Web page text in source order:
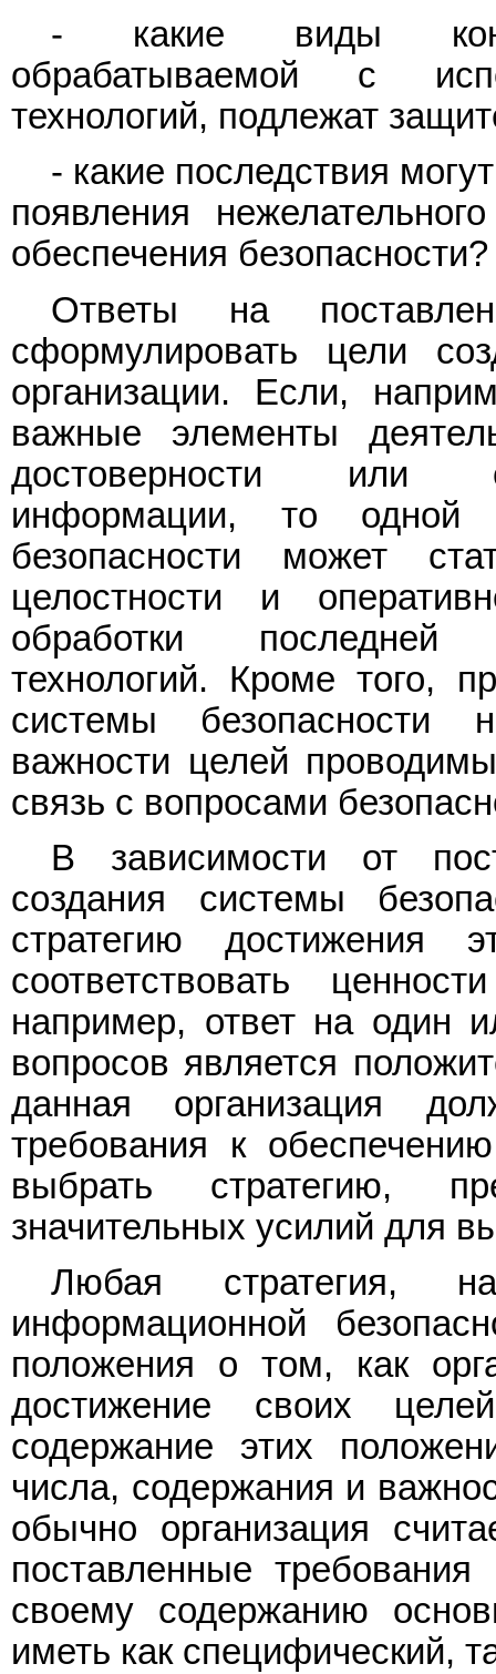
- какие виды
обрабатываемой с
технологий, подлежат
- какие последствия
появления
обеспечения безопасности?
Ответы на
сформулировать цели
организации. Если,
важные элементы
достоверности или
информации, то одной
безопасности может
целостности и
обработки последней
технологий. Кроме того,
системы безопасности
важности целей
связь с вопросами
В зависимости от
создания системы
стратегию достижения
соответствовать
например, ответ на один
вопросов является
данная организация
требования к
выбрать стратегию,
значительных усилий для
Любая стратегия,
информационной
положения о том, как
достижение своих
содержание этих
числа, содержания и
обычно организация
поставленные
своему содержанию
иметь как специфический,